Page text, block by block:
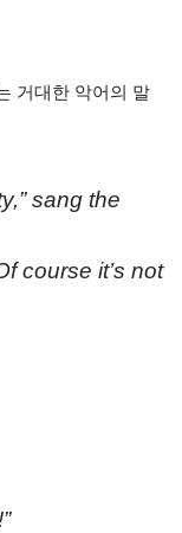
거대한 악어의 말
sang the
course it’s not
!”